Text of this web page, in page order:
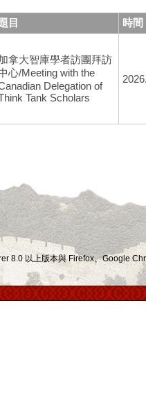
目 時間
拿大智庫學者訪團拜訪
心/Meeting with the
Delegation of
Tank Scholars
8.0 以上版本與 Firefox、Google